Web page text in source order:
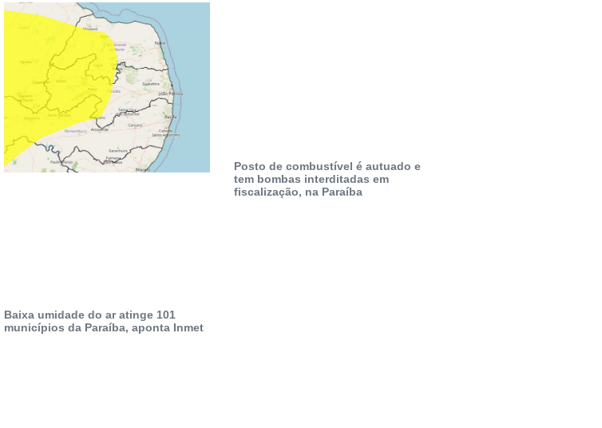
Baixa umidade do ar atinge 101
municípios da Paraíba, aponta Inmet
Posto de combustível é autuado e
tem bombas interditadas em
fiscalização, na Paraíba